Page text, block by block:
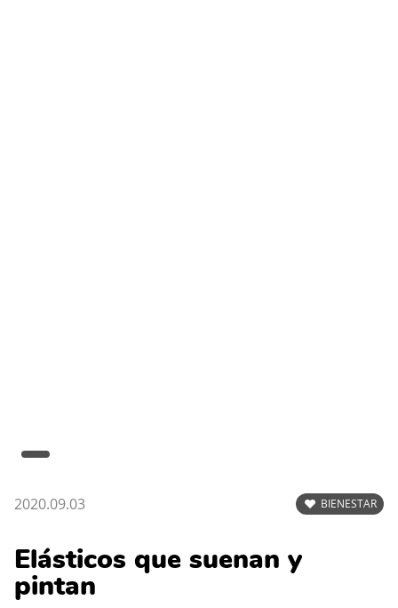
2020.09.03 BIENESTAR
Elásticos que suenan y
pintan